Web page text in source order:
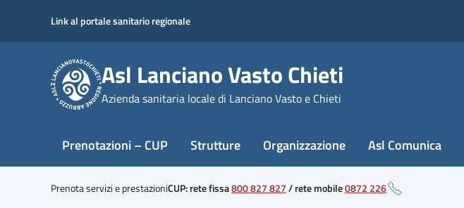
content
Link al portale sanitario regionale
Asl Lanciano Vasto Chieti
Azienda sanitaria locale di Lanciano Vasto e Chieti
Prenotazioni – CUP Strutture Organizzazione Asl Comunica
Prenota servizi e prestazioniCUP: rete fissa800 827 827/rete mobile0872 226